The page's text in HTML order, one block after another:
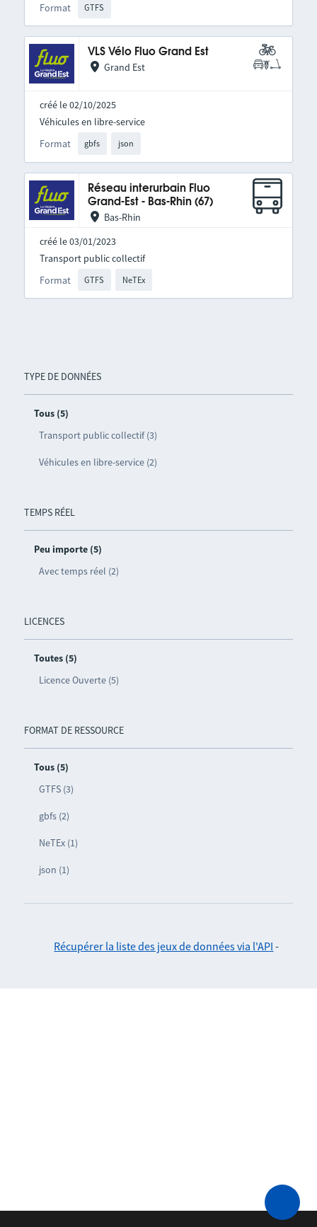
TYPE DE DONNÉES
Tous (5)
Transport public collectif (3)
Véhicules en libre-service (2)
TEMPS RÉEL
Peu importe (5)
Avec temps réel (2)
LICENCES
Toutes (5)
Licence Ouverte (5)
FORMAT DE RESSOURCE
Tous (5)
GTFS (3)
gbfs (2)
NeTEx (1)
json (1)
Format GTFS
VLS Vélo Fluo Grand Est
Grand Est
créé le 02/10/2025
Format gbfs json
Véhicules en libre-service
Réseau interurbain Fluo
Grand-Est - Bas-Rhin (67)
Bas-Rhin
créé le 03/01/2023
Format GTFS NeTEx
Transport public collectif
Récupérer la liste des jeux de données via l'API -